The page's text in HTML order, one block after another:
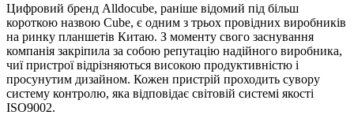
Цифровий бренд Alldocube, раніше відомий під більш
короткою назвою Cube, є одним з трьох провідних виробників
на ринку планшетів Китаю. З моменту свого заснування
компанія закріпила за собою репутацію надійного виробника,
чиї пристрої відрізняються високою продуктивністю і
просунутим дизайном. Кожен пристрій проходить сувору
систему контролю, яка відповідає світовій системі якості
ISO9002.